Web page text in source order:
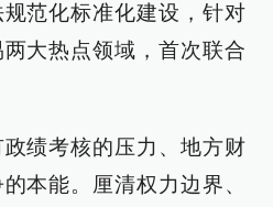
范化标准化建设，针对
大热点领域，首次联合
绩考核的压力、地方财
本能。厘清权力边界、